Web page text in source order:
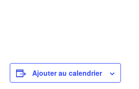
Ajouter au calendrier